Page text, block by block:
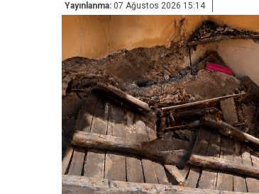
Yayınlanma: 07 Ağustos 2026 15:14